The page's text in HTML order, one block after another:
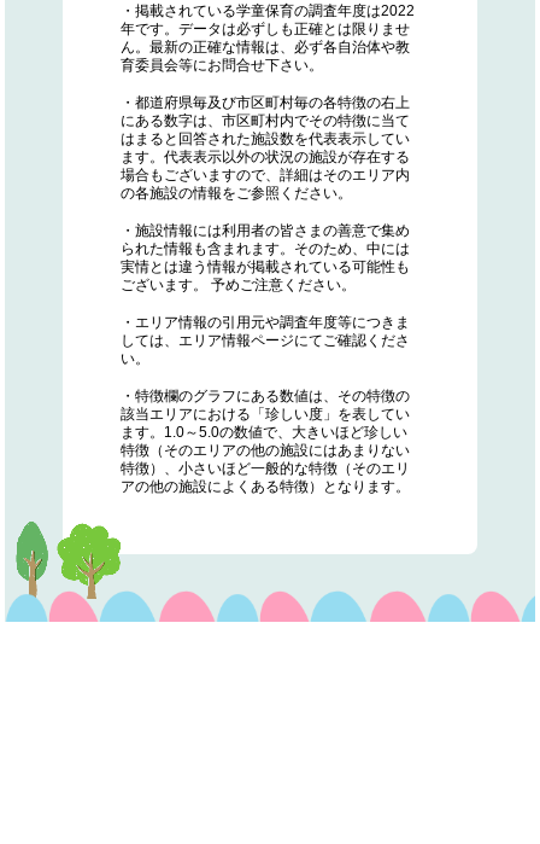
・掲載されている学童保育の調査年度は2022
年です。データは必ずしも正確とは限りませ
ん。最新の正確な情報は、必ず各自治体や教
育委員会等にお問合せ下さい。
・都道府県毎及び市区町村毎の各特徴の右上
にある数字は、市区町村内でその特徴に当て
はまると回答された施設数を代表表示してい
ます。代表表示以外の状況の施設が存在する
場合もございますので、詳細はそのエリア内
の各施設の情報をご参照ください。
・施設情報には利用者の皆さまの善意で集め
られた情報も含まれます。そのため、中には
実情とは違う情報が掲載されている可能性も
ございます。 予めご注意ください。
・エリア情報の引用元や調査年度等につきま
しては、エリア情報ページにてご確認くださ
い。
・特徴欄のグラフにある数値は、その特徴の
該当エリアにおける「珍しい度」を表してい
ます。1.0～5.0の数値で、大きいほど珍しい
特徴（そのエリアの他の施設にはあまりない
特徴）、小さいほど一般的な特徴（そのエリ
アの他の施設によくある特徴）となります。